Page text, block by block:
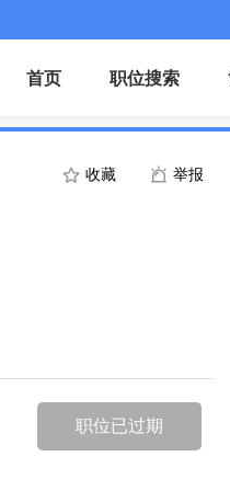
首页 职位搜索
收藏 举报
职位已过期